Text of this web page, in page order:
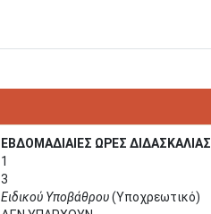
ΕΒΔΟΜΑΔΙΑΙΕΣ ΩΡΕΣ ΔΙΔΑΣΚΑΛΙΑΣ
1
3
Ειδικού Υποβάθρου(Υποχρεωτικό)